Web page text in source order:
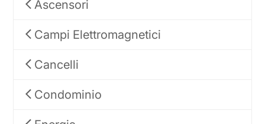
Ascensori
Campi Elettromagnetici
Cancelli
Condominio